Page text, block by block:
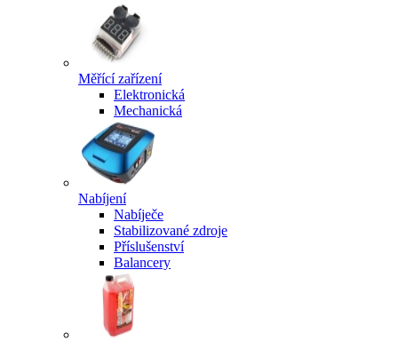
Měřící zařízení
Elektronická
Mechanická
Nabíjení
Nabíječe
Stabilizované zdroje
Příslušenství
Balancery